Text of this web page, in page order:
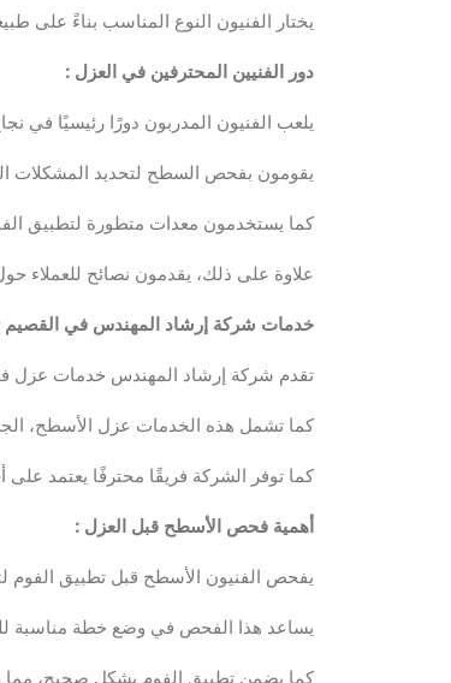
يختار الفنيون النوع المناسب بناءً على
دور الفنيين المحترفين في العزل :
يلعب الفنيون المدربون دورًا رئيسيًا في
يقومون بفحص السطح لتحديد المشكلات
كما يستخدمون معدات متطورة لتطبيق
علاوة على ذلك، يقدمون نصائح للعملاء
خدمات شركة إرشاد المهندس في القصيم
تقدم شركة إرشاد المهندس خدمات عزل
كما تشمل هذه الخدمات عزل الأسطح،
كما توفر الشركة فريقًا محترفًا يعتمد على
أهمية فحص الأسطح قبل العزل :
يفحص الفنيون الأسطح قبل تطبيق الفوم
يساعد هذا الفحص في وضع خطة مناسبة
كما يضمن تطبيق الفوم بشكل صحيح، مما